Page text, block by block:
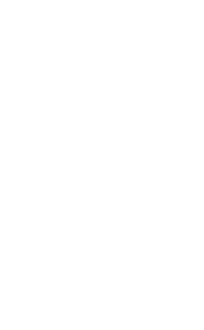
যেন না করি -জামায়াত আমির